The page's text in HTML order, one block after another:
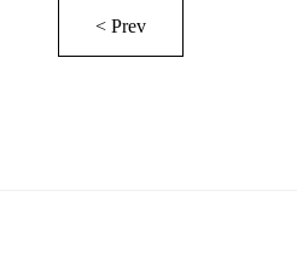
< Prev